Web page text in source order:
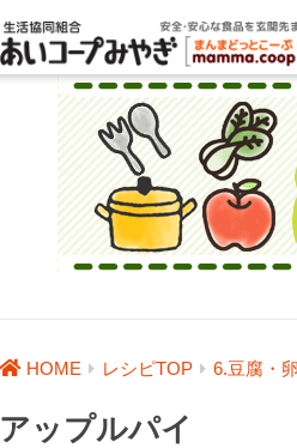
HOME レシピTOP 6.豆腐・
アップルパイ